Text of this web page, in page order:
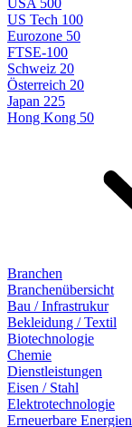
USA 500
US Tech 100
Eurozone 50
FTSE-100
Schweiz 20
Österreich 20
Japan 225
Hong Kong 50
Branchen
Branchenübersicht
Bau / Infrastrukur
Bekleidung / Textil
Biotechnologie
Chemie
Dienstleistungen
Eisen / Stahl
Elektrotechnologie
Erneuerbare Energien